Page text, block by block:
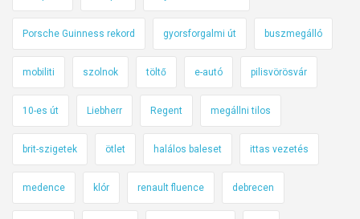
Porsche Guinness rekord gyorsforgalmi út buszmegálló
mobiliti szolnok töltő e-autó pilisvörösvár
10-es út Liebherr Regent megállni tilos
brit-szigetek ötlet halálos baleset ittas vezetés
medence klór renault fluence debrecen